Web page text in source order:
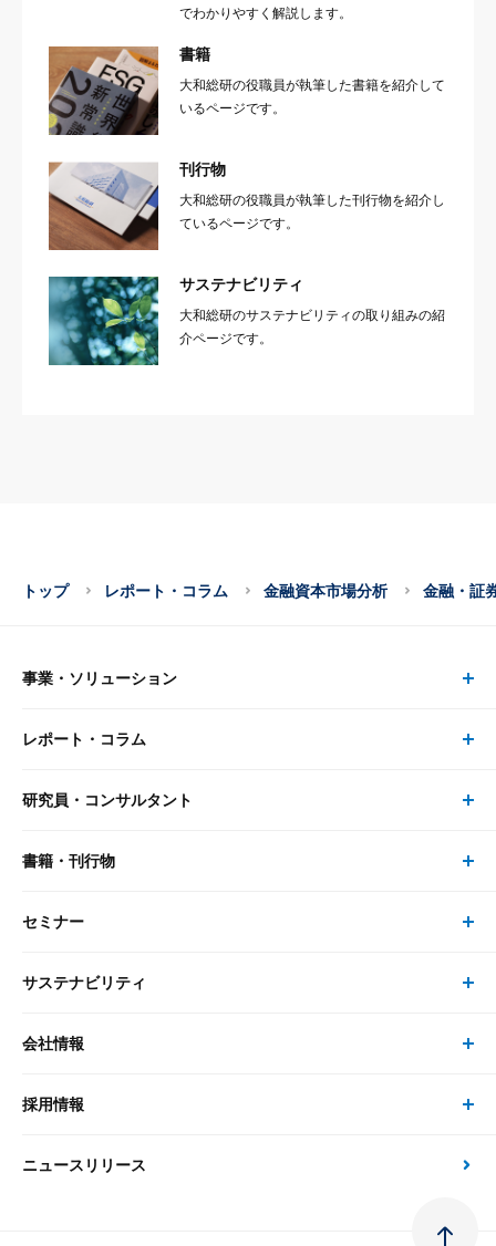
でわかりやすく解説します。
書籍
大和総研の役職員が執筆した書籍を紹介して
いるページです。
刊行物
大和総研の役職員が執筆した刊行物を紹介し
ているページです。
サステナビリティ
大和総研のサステナビリティの取り組みの紹
介ページです。
トップ レポート・コラム 金融資本市場分析 金融・証
事業・ソリューション
事業・ソリューション トップ
リサーチ
大和総研の強み
先端テクノロジーに基づく新たな価値の創出
レポート・コラム
レポート・コラム トップ
最新のレポート・コラム
政策分析
研究員・コンサルタント
研究員・コンサルタント トップ
研究員
書籍・刊行物
書籍・刊行物 トップ
書籍
セミナー
セミナー トップ
現在受付中のセミナー・イベント
サステナビリティ
サステナビリティの取り組み
次世代社会への貢献
会社情報
会社情報 トップ
会社概要・役員一覧
採用情報
採用情報 トップ
ニュースリリース